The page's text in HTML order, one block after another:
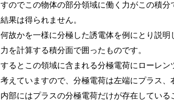
すのでこの物体の部分領域に働く力がこの積
結果は得られません。
何故かを一様に分極した誘電体を例にとり説
力を計算する積分面で囲ったものです。
するとこの領域に含まれる分極電荷にローレ
考えていますので、分極電荷は左端にプラス
内部にはプラスの分極電荷だけが存在している